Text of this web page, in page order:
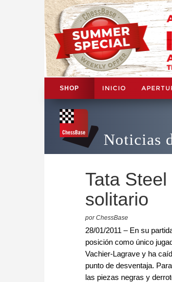
SHOP INICIO
Noticias
Tata
solitario
por ChessBase
28/01/2011 – En su
posición como único
Vachier-Lagrave y ha
punto de desventaja.
las piezas negras y